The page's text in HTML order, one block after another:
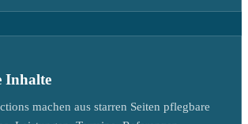
Inhalte
machen aus starren Seiten pflegbare